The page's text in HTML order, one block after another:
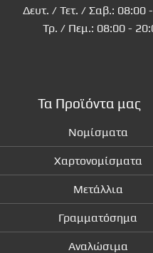
Δευτ. / Τετ. / Σαβ.: 08:00
Τρ. / Πεμ.: 08:00 -
Τα Προϊόντα μας
Νομίσματα
Χαρτονομίσματα
Μετάλλια
Γραμματόσημα
Αναλώσιμα